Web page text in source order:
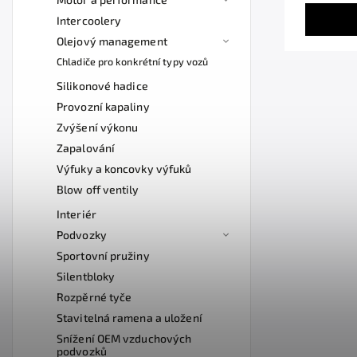
Intercoolery
Olejový management
Chladiče pro konkrétní typy vozů
Silikonové hadice
Provozní kapaliny
Zvýšení výkonu
Zapalování
Výfuky a koncovky výfuků
Blow off ventily
Interiér
Podvozky
Sportovní pružiny
Silentbloky
Rozpěrné tyče
Stavitelná ramena a uložení
Snížení OEM vzduchových
podvozků